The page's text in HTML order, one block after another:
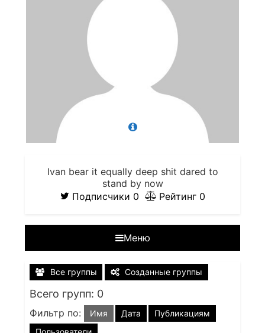
Ivan bear it equally deep shit dared to
stand by now
Подписчики 0 Рейтинг 0
Меню
Все группы Созданные группы
Всего групп: 0
Фильтр по: Имя Дата
Публикациям